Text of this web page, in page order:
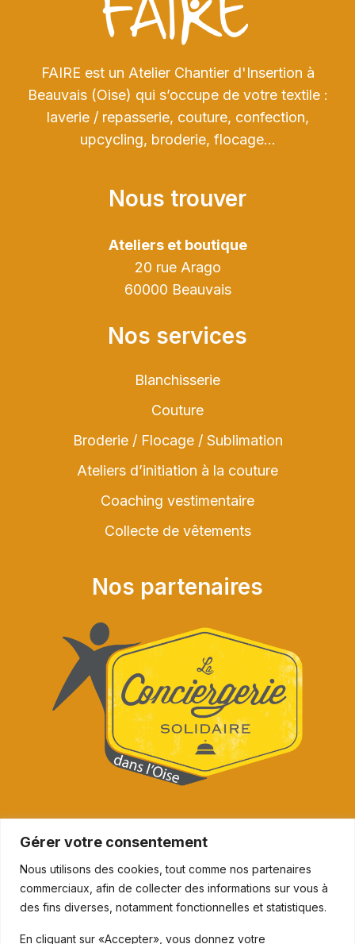
Gérer votre consentement
Nous utilisons des cookies, tout comme nos partenaires
commerciaux, afin de collecter des informations sur vous à
des fins diverses, notamment fonctionnelles et statistiques.
En cliquant sur «Accepter», vous donnez votre
FAIRE est un Atelier Chantier d'Insertion à
Beauvais (Oise) qui s’occupe de votre textile :
laverie / repasserie, couture, confection,
upcycling, broderie, flocage…
Nous trouver
Ateliers et boutique
20 rue Arago
60000 Beauvais
Nos services
Blanchisserie
Couture
Broderie / Flocage / Sublimation
Ateliers d’initiation à la couture
Coaching vestimentaire
Collecte de vêtements
Nos partenaires